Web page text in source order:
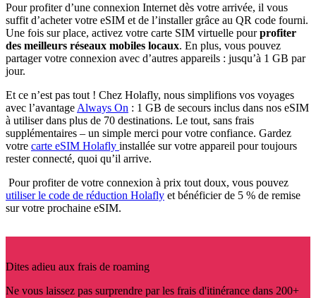
Pour profiter d’une connexion Internet dès votre arrivée, il vous
suffit d’acheter votre eSIM et de l’installer grâce au QR code fourni.
Une fois sur place, activez votre carte SIM virtuelle pourprofiter
des meilleurs réseaux mobiles locaux. En plus, vous pouvez
partager votre connexion avec d’autres appareils : jusqu’à 1 GB par
jour.
Et ce n’est pas tout ! Chez Holafly, nous simplifions vos voyages
avec l’avantage Always On : 1 GB de secours inclus dans nos eSIM
à utiliser dans plus de 70 destinations. Le tout, sans frais
supplémentaires – un simple merci pour votre confiance. Gardez
votre carte eSIM Holafly installée sur votre appareil pour toujours
rester connecté, quoi qu’il arrive.
Pour profiter de votre connexion à prix tout doux, vous pouvez
utiliser le code de réduction Holafly et bénéficier de 5 % de remise
sur votre prochaine eSIM.
Dites adieu aux frais de roaming
Ne vous laissez pas surprendre par les frais d'itinérance dans 200+